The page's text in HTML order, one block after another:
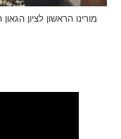
מורינו הראשון לציון